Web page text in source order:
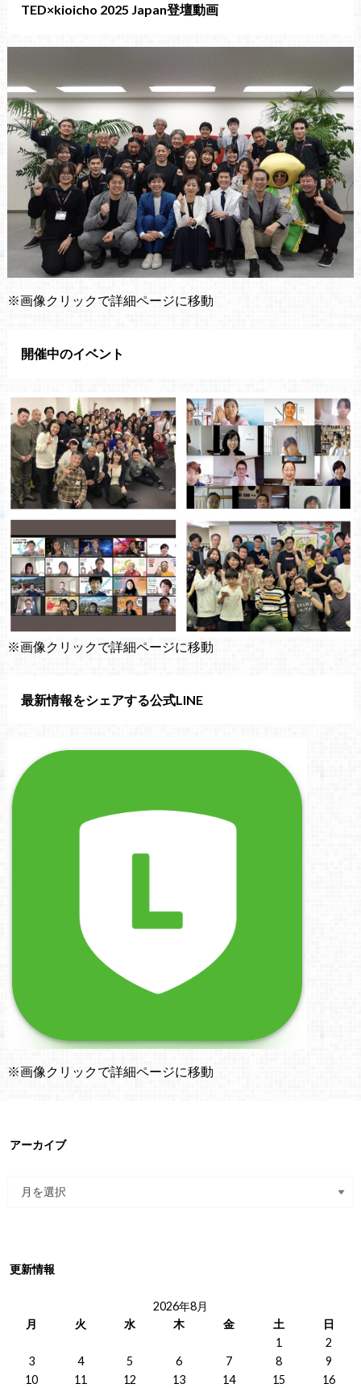
TED×kioicho 2025 Japan登壇動画
※画像クリックで詳細ページに移動
開催中のイベント
※画像クリックで詳細ページに移動
最新情報をシェアする公式LINE
※画像クリックで詳細ページに移動
アーカイブ
更新情報
2026年8月
月
火 水 木 金 土
日
1
2
3
4 5 6 7 8
9
10
11 12 13 14 15 16